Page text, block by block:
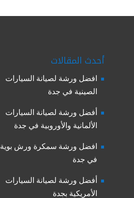
أحدث المقالات
افضل ورشة لصيانة السيارات
الصينية في جدة
أفضل ورشة لصيانة السيارات
الألمانية والأوروبية في جدة
افضل ورشة سمكرة ورش بوية
في جدة
أفضل ورشة لصيانة السيارات
الأمريكية بجدة